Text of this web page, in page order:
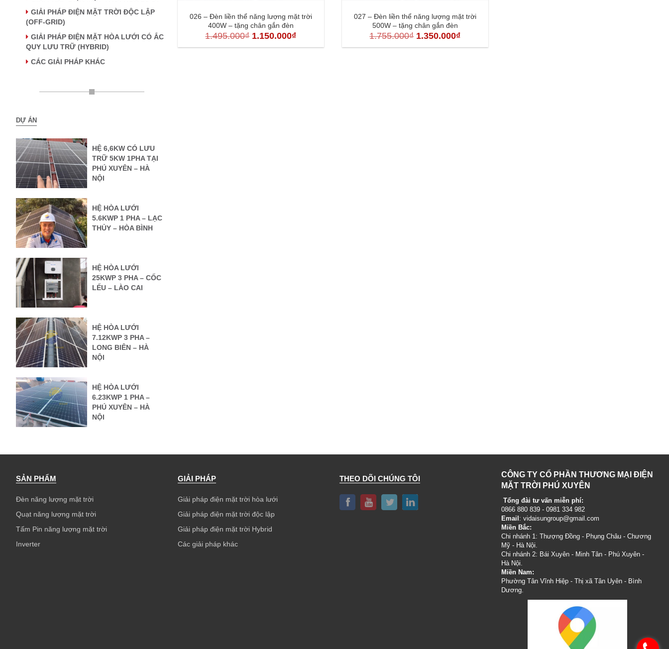
GIẢI PHÁP ĐIỆN MẶT TRỜI ĐỘC LẬP
(OFF-GRID)
GIẢI PHÁP ĐIỆN MẶT HÒA LƯỚI CÓ ẮC
QUY LƯU TRỮ (HYBRID)
CÁC GIẢI PHÁP KHÁC
DỰ ÁN
HỆ 6,6KW CÓ LƯU
TRỮ 5KW 1PHA TẠI
PHÚ XUYÊN – HÀ
NỘI
HỆ HÒA LƯỚI
5.6KWP 1 PHA – LẠC
THỦY – HÒA BÌNH
HỆ HÒA LƯỚI
25KWP 3 PHA – CỐC
LẾU – LÀO CAI
HỆ HÒA LƯỚI
7.12KWP 3 PHA –
LONG BIÊN – HÀ
NỘI
HỆ HÒA LƯỚI
6.23KWP 1 PHA –
PHÚ XUYÊN – HÀ
NỘI
026 – Đèn liền thể năng lượng mặt trời
400W – tặng chân gắn đèn
1.495.000₫ Giá
gốc
1.150.000₫Giá
hiện
027 – Đèn liền thể năng lượng mặt trời
500W – tặng chân gắn đèn
1.755.000₫ Giá
gốc
1.350.000₫Giá
hiện
SẢN PHẨM
Đèn năng lượng mặt trời
Quạt năng lượng mặt trời
Tấm Pin năng lượng mặt trời
Inverter
GIẢI PHÁP
Giải pháp điện mặt trời hòa lưới
Giải pháp điện mặt trời độc lập
Giải pháp điện mặt trời Hybrid
Các giải pháp khác
THEO DÕI CHÚNG TÔI
CÔNG TY CỔ PHẦN THƯƠNG MẠI ĐIỆN
MẶT TRỜI PHÚ XUYÊN
Tổng đài tư vấn miễn phí:
0866 880 839 - 0981 334 982
Email: vidaisungroup@gmail.com
Miền Bắc:
Chi nhánh 1: Thượng Đồng - Phụng Châu - Chương
Mỹ - Hà Nội.
Chi nhánh 2: Bái Xuyên - Minh Tân - Phú Xuyên -
Hà Nội.
Miền Nam:
Phường Tân Vĩnh Hiệp - Thị xã Tân Uyên - Bình
Dương.